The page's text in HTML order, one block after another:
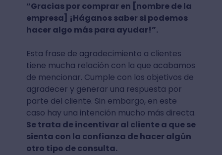
“Gracias por comprar en [nombre de la
empresa] ¡Háganos saber si podemos
hacer algo más para ayudar!”.
Esta frase de agradecimiento a clientes
tiene mucha relación con la que acabamos
de mencionar. Cumple con los objetivos de
agradecer y generar una respuesta por
parte del cliente. Sin embargo, en este
caso hay una intención mucho más directa.
Se trata de incentivar al cliente a que se
sienta con la confianza de hacer algún
otro tipo de consulta.